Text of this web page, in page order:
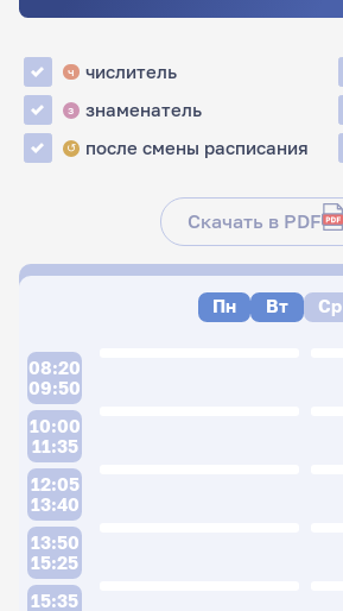
ч числитель
з знаменатель
↺ после смены расписания
Скачать в PDF
Пн Вт Ср
08:20
09:50
10:00
11:35
12:05
13:40
13:50
15:25
15:35